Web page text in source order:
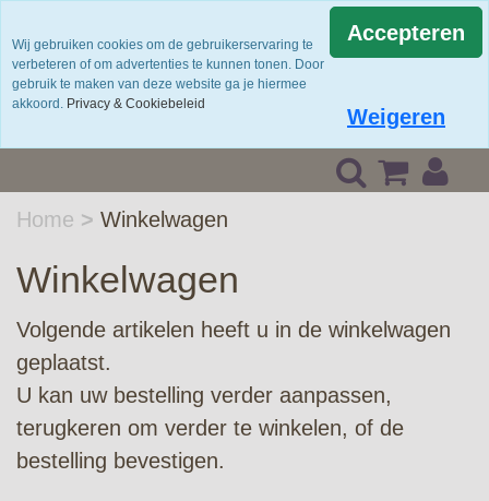
quality is a science, service is an art ...
Home > Winkelwagen
Winkelwagen
Volgende artikelen heeft u in de winkelwagen
geplaatst.
U kan uw bestelling verder aanpassen,
terugkeren om verder te winkelen, of de
bestelling bevestigen.
Wij gebruiken cookies om de gebruikerservaring te
verbeteren of om advertenties te kunnen tonen. Door
gebruik te maken van deze website ga je hiermee
akkoord. Privacy & Cookiebeleid
Accepteren
Weigeren